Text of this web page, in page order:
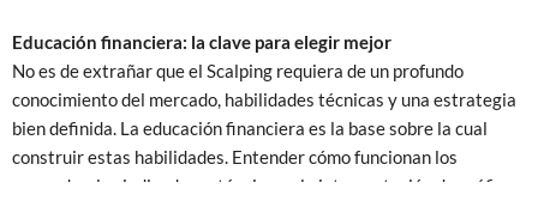
Educación financiera: la clave para elegir mejor
No es de extrañar que el Scalping requiera de un profundo
conocimiento del mercado, habilidades técnicas y una estrategia
bien definida. La educación financiera es la base sobre la cual
construir estas habilidades. Entender cómo funcionan los
mercados, los indicadores técnicos y la interpretación de gráficos